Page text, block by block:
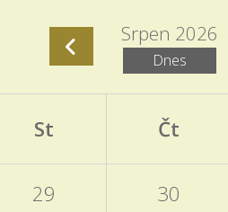
Srpen 2026
Dnes
St Čt
29 30